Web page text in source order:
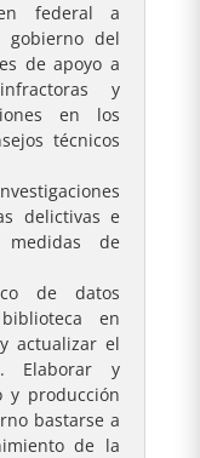
federal a
gobierno del
de apoyo a
y
en los
técnicos
delictivas e
de
de datos
en
actualizar el
Elaborar y
y producción
bastarse a
de la